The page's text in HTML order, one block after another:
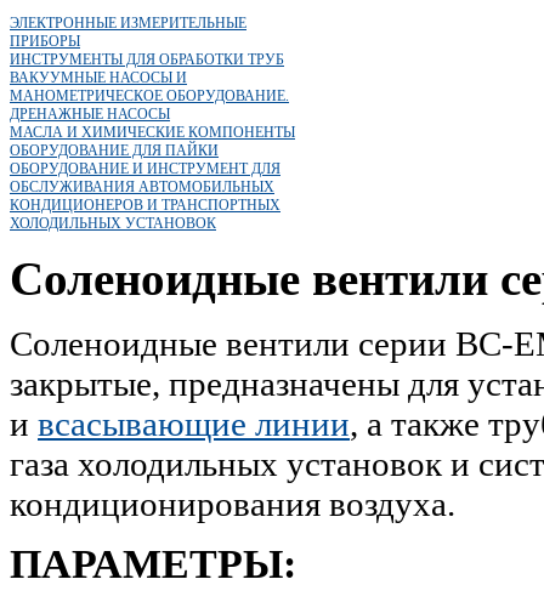
ЭЛЕКТРОННЫЕ ИЗМЕРИТЕЛЬНЫЕ
ПРИБОРЫ
ИНСТРУМЕНТЫ ДЛЯ ОБРАБОТКИ ТРУБ
ВАКУУМНЫЕ НАСОСЫ И
МАНОМЕТРИЧЕСКОЕ ОБОРУДОВАНИЕ.
ДРЕНАЖНЫЕ НАСОСЫ
МАСЛА И ХИМИЧЕСКИЕ КОМПОНЕНТЫ
ОБОРУДОВАНИЕ ДЛЯ ПАЙКИ
ОБОРУДОВАНИЕ И ИНСТРУМЕНТ ДЛЯ
ОБСЛУЖИВАНИЯ АВТОМОБИЛЬНЫХ
КОНДИЦИОНЕРОВ И ТРАНСПОРТНЫХ
ХОЛОДИЛЬНЫХ УСТАНОВОК
Соленоидные вентили
Соленоидные вентили серии BC-
закрытые, предназначены для
и всасывающие линии, а также
газа холодильных установок и
кондиционирования воздуха.
ПАРАМЕТРЫ: